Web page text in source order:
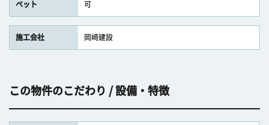
ペット 可
施工会社 岡崎建設
この物件のこだわり / 設備・特徴